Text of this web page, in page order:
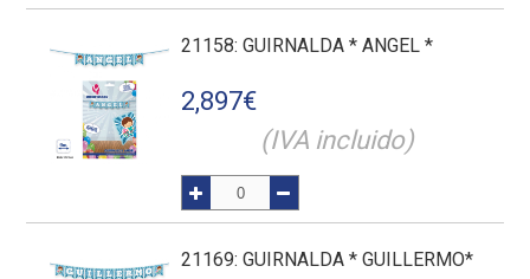
21158: GUIRNALDA * ANGEL *
2,897€
(IVA incluido)
21169: GUIRNALDA * GUILLERMO*